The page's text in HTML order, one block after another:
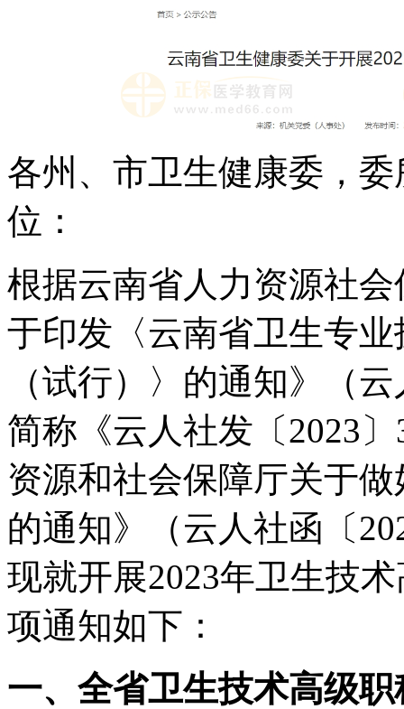
各州、市卫生健康委，
位：
根据云南省人力资源社
于印发〈云南省卫生专
（试行）〉的通知》（
简称《云人社发〔2023
资源和社会保障厅关于
的通知》（云人社函〔
现就开展2023年卫生技
项通知如下：
一、全省卫生技术高级